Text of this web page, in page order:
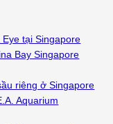
tại Singapore
Bay Singapore
riêng ở Singapore
Aquarium